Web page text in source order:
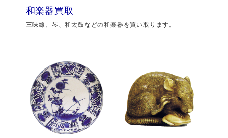
和楽器買取
三味線、琴、和太鼓などの和楽器を買い取ります。